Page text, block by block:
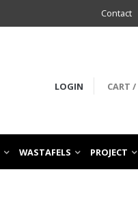
Contact
LOGIN CART /
WASTAFELS PROJECT